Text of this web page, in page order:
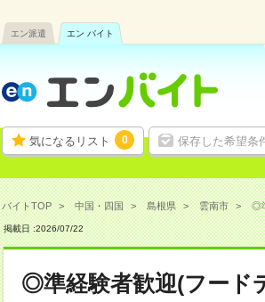
エン派遣 エン バイト
気になるリスト 0 保存した希望条
バイトTOP 中国・四国 島根県 雲南市 ◎
掲載日 :2026/07/22
◎準経験者歓迎(フード